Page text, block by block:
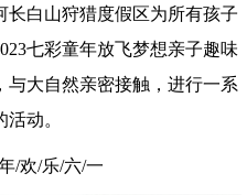
长白山狩猎度假区为所有孩子
七彩童年放飞梦想亲子趣味
大自然亲密接触，进行一系
动。
/欢/乐/六/一